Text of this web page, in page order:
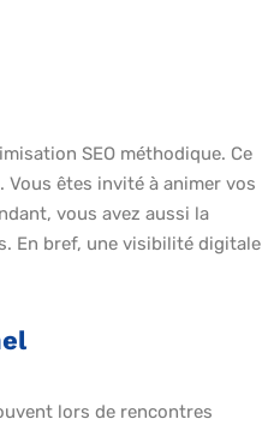
SEO méthodique. Ce
êtes invité à animer vos
vous avez aussi la
En bref, une visibilité digitale
lors de rencontres